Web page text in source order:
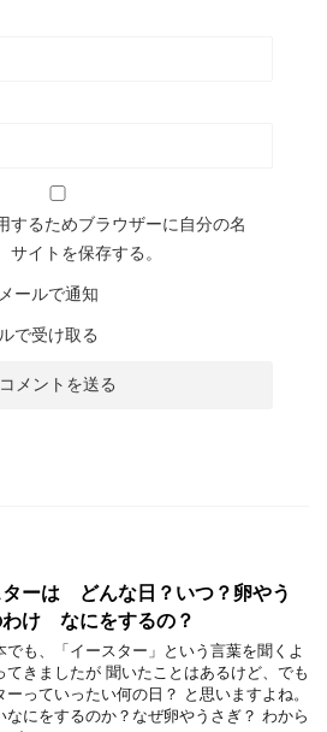
するためブラウザーに自分の名
イトを保存する。
ールで通知
で受け取る
ターは どんな日？いつ？卵やう
わけ なにをするの？
でも、「イースター」という言葉を聞くよ
てきましたが 聞いたことはあるけど、でも
ーっていったい何の日？ と思いますよね。
なにをするのか？なぜ卵やうさぎ？ わから